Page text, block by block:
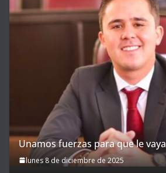
Unamos fuerzas para que le
lunes 8 de diciembre de 2025